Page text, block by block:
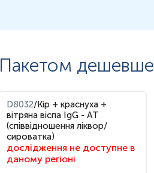
Пакетом дешевше
D8032/Кір + краснуха +
вітряна віспа IgG - АТ
(співвідношення ліквор/
сироватка)
дослідження не доступне в
даному регіоні